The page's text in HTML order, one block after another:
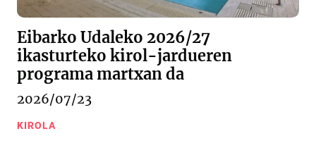
Eibarko Udaleko 2026/27
ikasturteko kirol-jardueren
programa martxan da
2026/07/23
KIROLA